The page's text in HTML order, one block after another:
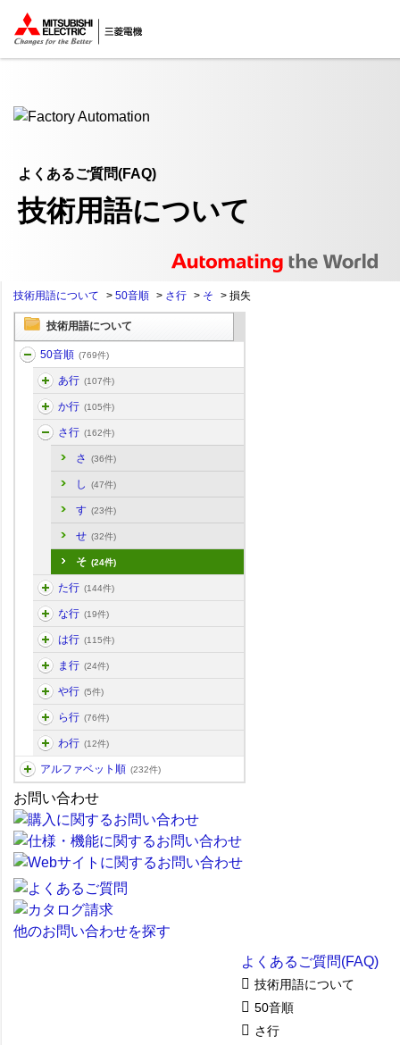
ここから本文
よくあるご質問(FAQ)
技術用語について
技術用語について > 50音順 > さ行 > そ > 損失
技術用語について
50音順 (769件)
あ行 (107件)
か行 (105件)
さ行 (162件)
さ (36件)
し (47件)
す (23件)
せ (32件)
そ (24件)
た行 (144件)
な行 (19件)
は行 (115件)
ま行 (24件)
や行 (5件)
ら行 (76件)
わ行 (12件)
アルファベット順 (232件)
お問い合わせ
他のお問い合わせを探す
よくあるご質問(FAQ)
技術用語について
50音順
さ行